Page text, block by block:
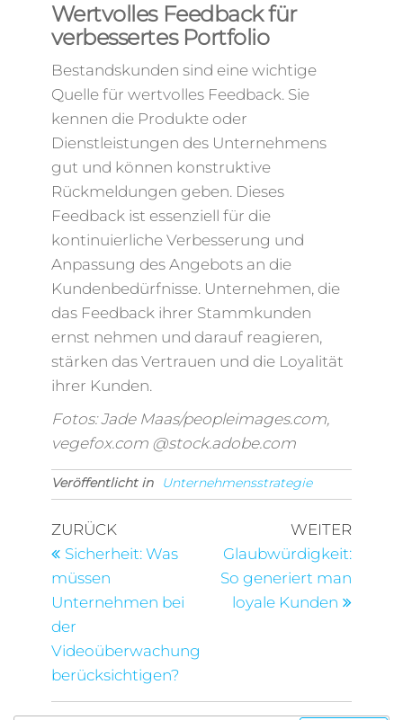
Wertvolles Feedback für
verbessertes Portfolio
Bestandskunden sind eine wichtige
Quelle für wertvolles Feedback. Sie
kennen die Produkte oder
Dienstleistungen des Unternehmens
gut und können konstruktive
Rückmeldungen geben. Dieses
Feedback ist essenziell für die
kontinuierliche Verbesserung und
Anpassung des Angebots an die
Kundenbedürfnisse. Unternehmen, die
das Feedback ihrer Stammkunden
ernst nehmen und darauf reagieren,
stärken das Vertrauen und die Loyalität
ihrer Kunden.
Fotos: Jade Maas/peopleimages.com,
vegefox.com @stock.adobe.com
Veröffentlicht in Unternehmensstrategie
ZURÜCK
Sicherheit: Was
müssen
Unternehmen bei
der
Videoüberwachung
berücksichtigen?
WEITER
Glaubwürdigkeit:
So generiert man
loyale Kunden